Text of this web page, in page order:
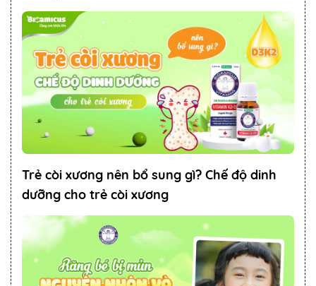
Trẻ còi xương nên bổ sung gì? Chế độ dinh
dưỡng cho trẻ còi xương